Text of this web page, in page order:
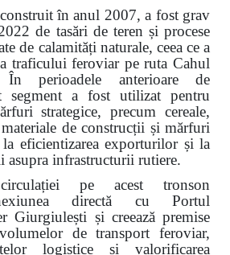
în anul 2007, a fost grav
de tasări de teren și procese
de calamități naturale, ceea ce a
traficului feroviar pe ruta Cahul
perioadele anterioare de
segment a fost utilizat pentru
strategice, precum cereale,
de construcții și mărfuri
eficientizarea exporturilor și la
asupra infrastructurii rutiere.
pe acest tronson
directă cu Portul
Giurgiulești și creează premise
de transport feroviar,
logistice și valorificarea